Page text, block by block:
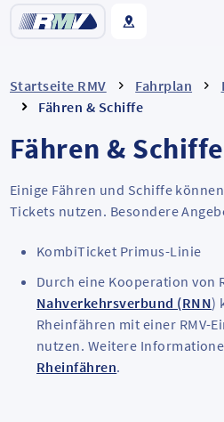
Startseite RMV Fahrplan
Fähren & Schiffe
Fähren & Schiffe
Einige Fähren und Schiffe
Tickets nutzen. Besondere
KombiTicket Primus-Linie
Durch eine Kooperation von
Nahverkehrsverbund (RNN)
Rheinfähren mit einer RMV-
nutzen. Weitere
Rheinfähren.